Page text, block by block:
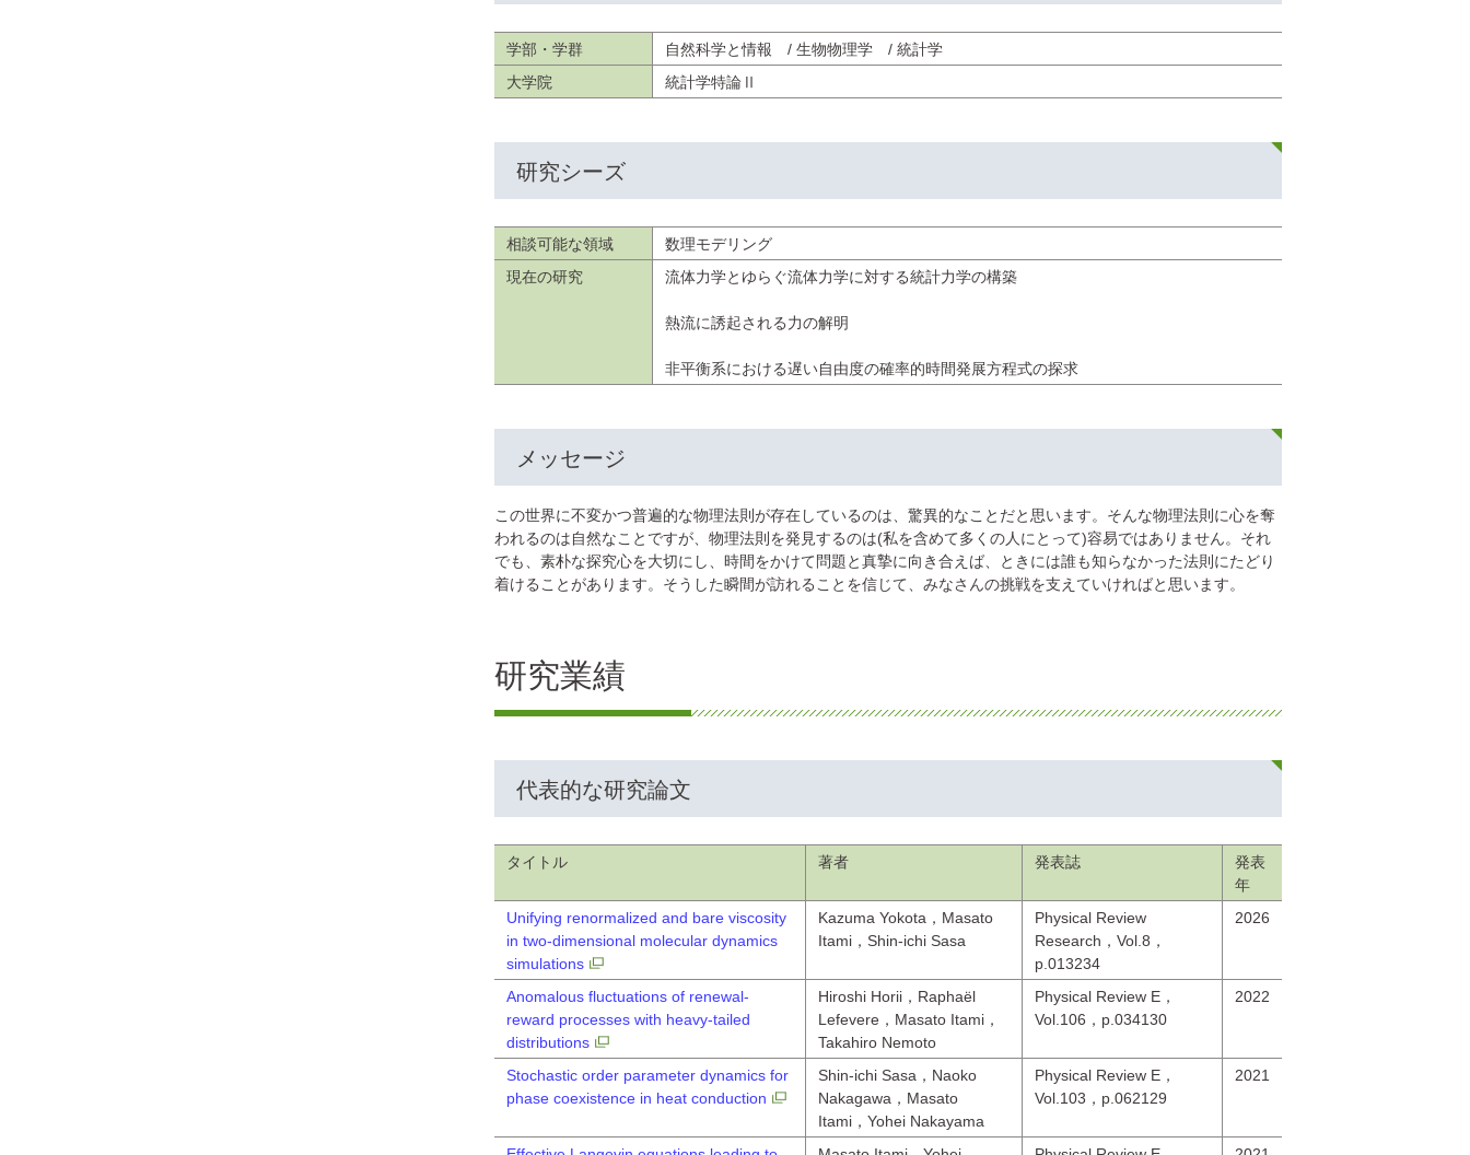
学部・学群
自然科学と情報 / 生物物理学 / 統計学
大学院
統計学特論Ⅱ
研究シーズ
相談可能な領域
数理モデリング
現在の研究
流体力学とゆらぐ流体力学に対する統計力学の構築
熱流に誘起される力の解明
非平衡系における遅い自由度の確率的時間発展方程式の探求
メッセージ
この世界に不変かつ普遍的な物理法則が存在しているのは、驚異的なことだと思います。そんな物理法則に心を奪
われるのは自然なことですが、物理法則を発見するのは(私を含めて多くの人にとって)容易ではありません。それ
でも、素朴な探究心を大切にし、時間をかけて問題と真摯に向き合えば、ときには誰も知らなかった法則にたどり
着けることがあります。そうした瞬間が訪れることを信じて、みなさんの挑戦を支えていければと思います。
研究業績
代表的な研究論文
タイトル 著者 発表誌
発表
年
Unifying renormalized and bare viscosity
in two-dimensional molecular dynamics
simulations
Kazuma Yokota，Masato
Itami，Shin-ichi Sasa
Physical Review
Research，Vol.8，
p.013234
2026
Anomalous fluctuations of renewal-
reward processes with heavy-tailed
distributions
Hiroshi Horii，Raphaël
Lefevere，Masato Itami，
Takahiro Nemoto
Physical Review E，
Vol.106，p.034130
2022
Stochastic order parameter dynamics for
phase coexistence in heat conduction
Shin-ichi Sasa，Naoko
Nakagawa，Masato
Itami，Yohei Nakayama
Physical Review E，
Vol.103，p.062129
2021